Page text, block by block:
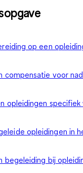
op een
compensatie voor
opleidingen
opleidingen in
begeleiding bij